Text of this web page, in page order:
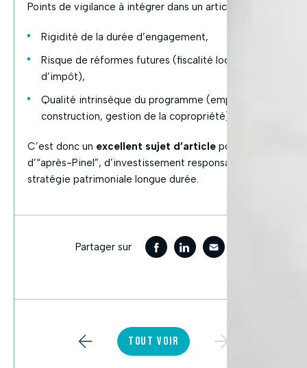
Points de vigilance à intégrer dans un article :
Rigidité de la durée d’engagement,
Risque de réformes futures (fiscalité locale, crédit
d’impôt),
Qualité intrinsèque du programme (emplacement,
construction, gestion de la copropriété).
C’est donc un excellent sujet d’article pour parler
d’“après-Pinel”, d’investissement responsable et de
stratégie patrimoniale longue durée.
Partager sur
TOUT VOIR